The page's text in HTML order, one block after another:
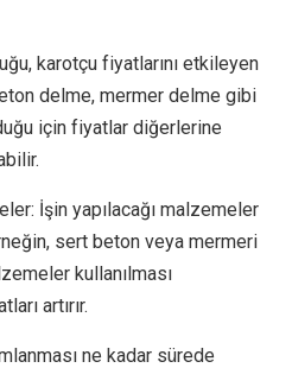
karotçu fiyatlarını etkileyen
delme, mermer delme gibi
için fiyatlar diğerlerine
İşin yapılacağı malzemeler
sert beton veya mermeri
kullanılması
artırır.
ne kadar sürede